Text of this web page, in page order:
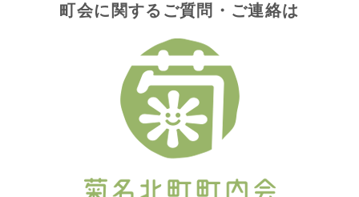
町会に関するご質問・ご連絡は